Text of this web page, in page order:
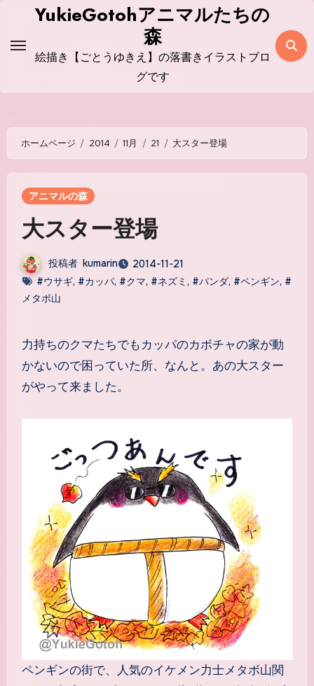
ス
YukieGotohアニマルたちの
森
絵描き【ごとうゆきえ】の落書きイラストブロ
グです
ホームページ 2014 11月 21 大スター登場
アニマルの森
大スター登場
投稿者 kumarin
2014-11-21
#ウサギ, #カッパ, #クマ, #ネズミ , #パンダ, #ペンギン, #
メタボ山
力持ちのクマたちでもカッパのカボチャの家が動
かないので困っていた所、なんと。あの大スター
がやって来ました。
ペンギンの街で、人気のイケメン力士メタボ山関